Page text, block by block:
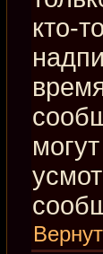
кто-